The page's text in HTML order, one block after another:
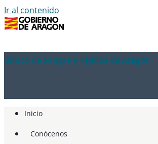
Ir al contenido
Banco de Sangre y Tejidos de Aragón
Inicio
Conócenos